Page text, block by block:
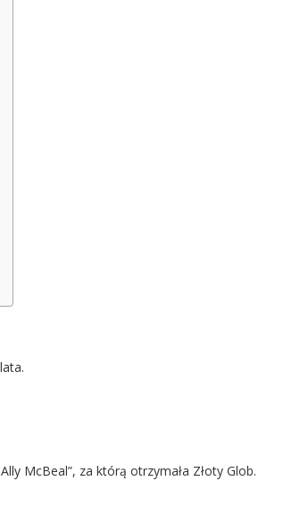
McBeal”, za którą otrzymała Złoty Glob.